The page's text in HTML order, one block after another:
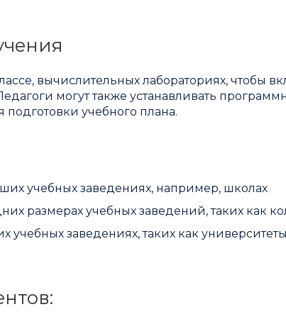
вычислительных лабораториях, чтобы
могут также устанавливать
учебного плана.
учебных заведениях, например, школах
размерах учебных заведений, таких как
учебных заведениях, таких как